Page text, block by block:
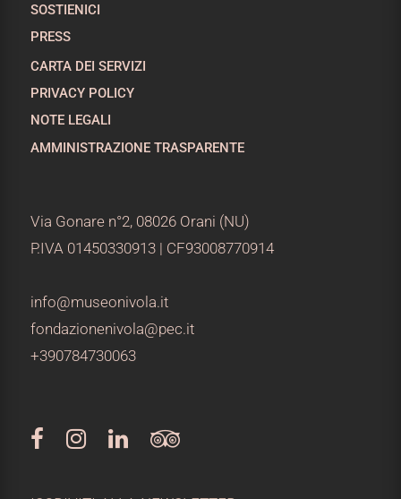
SOSTIENICI
PRESS
CARTA DEI SERVIZI
PRIVACY POLICY
NOTE LEGALI
AMMINISTRAZIONE TRASPARENTE
Via Gonare n°2, 08026 Orani (NU)
P.IVA 01450330913 | CF93008770914
info@museonivola.it
fondazionenivola@pec.it
+390784730063